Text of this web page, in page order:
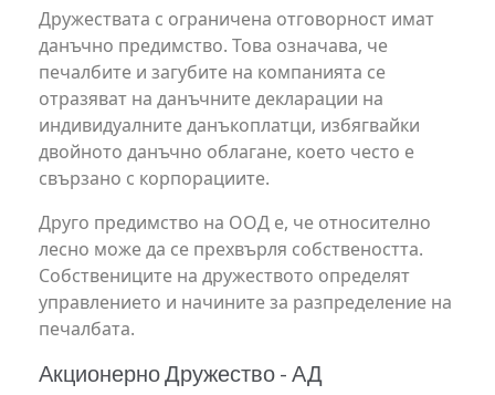
Дружествата с ограничена отговорност имат
данъчно предимство. Това означава, че
печалбите и загубите на компанията се
отразяват на данъчните декларации на
индивидуалните данъкоплатци, избягвайки
двойното данъчно облагане, което често е
свързано с корпорациите.
Друго предимство на ООД е, че относително
лесно може да се прехвърля собствеността.
Собствениците на дружеството определят
управлението и начините за разпределение на
печалбата.
Акционерно Дружество - АД